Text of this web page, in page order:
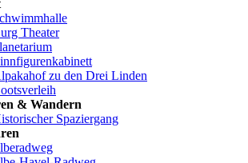
Theater
zu den Drei Linden
& Wandern
Spaziergang